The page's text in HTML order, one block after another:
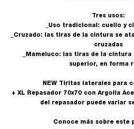
Tres usos:
_Uso tradicional: cuello y
_Cruzado: las tiras de la cintura se
cruzadas
_Mameluco: las tiras de la
superior, en forma
NEW Tiritas laterales para
+ XL Repasador 70x70 con Argolla
del repasador puede variar
Conoce más sobre este